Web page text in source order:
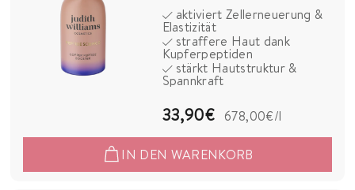
von
5
Sternen.
22
aktiviert Zellerneuerung &
Elastizität
straffere Haut dank
Kupferpeptiden
stärkt Hautstruktur &
Spannkraft
33,90€3
3
,
678,00€/l
IN DEN WARENKORB